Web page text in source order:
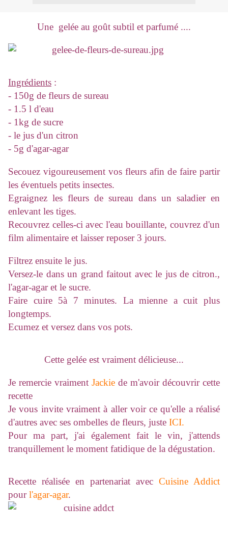
Une gelée au goût subtil et parfumé ....
Ingrédients :
- 150g de fleurs de sureau
- 1.5 l d'eau
- 1kg de sucre
- le jus d'un citron
- 5g d'agar-agar
Secouez vigoureusement vos fleurs afin de faire partir
les éventuels petits insectes.
Egraignez les fleurs de sureau dans un saladier en
enlevant les tiges.
Recouvrez celles-ci avec l'eau bouillante, couvrez d'un
film alimentaire et laisser reposer 3 jours.
Filtrez ensuite le jus.
Versez-le dans un grand faitout avec le jus de citron.,
l'agar-agar et le sucre.
Faire cuire 5à 7 minutes. La mienne a cuit plus
longtemps.
Ecumez et versez dans vos pots.
Cette gelée est vraiment délicieuse...
Je remercie vraiment Jackie de m'avoir découvrir cette
recette
Je vous invite vraiment à aller voir ce qu'elle a réalisé
d'autres avec ses ombelles de fleurs, juste ICI.
Pour ma part, j'ai également fait le vin, j'attends
tranquillement le moment fatidique de la dégustation.
Recette réalisée en partenariat avec Cuisine Addict
pourl'agar-agar.